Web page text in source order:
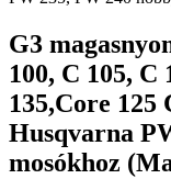
G3
100, C 105, C
135,Core 125
Husqvarna
mosókhoz